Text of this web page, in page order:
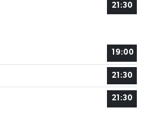
21:30
19:00
21:30
21:30